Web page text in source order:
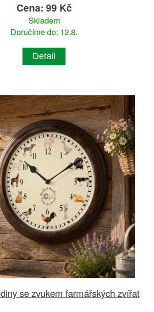
Cena: 99 Kč
Skladem
Doručíme do: 12.8.
Detail
se zvukem farmářských zvířat